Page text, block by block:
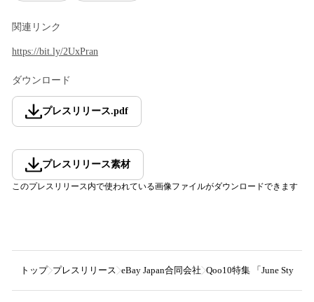
関連リンク
https://bit.ly/2UxPran
ダウンロード
プレスリリース.pdf
プレスリリース素材
このプレスリリース内で使われている画像ファイルがダウンロードできます
トップ プレスリリース eBay Japan合同会社 Qoo10特集 「June Style